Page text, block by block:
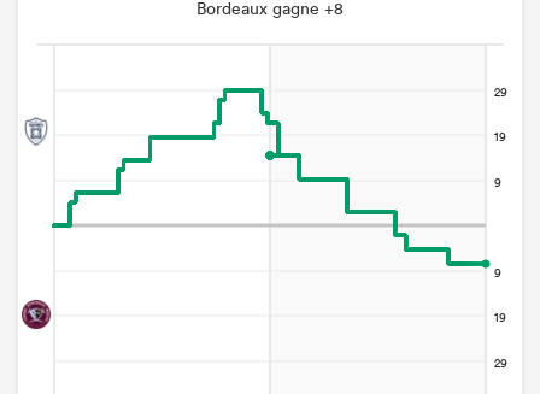
Bordeaux gagne +8